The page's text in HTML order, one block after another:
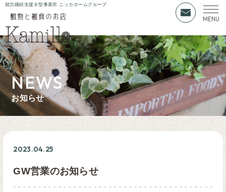
就労継続支援Ｂ型事業所 ニッカホームグループ
NEWS
お知らせ
2023.04.25
GW営業のお知らせ